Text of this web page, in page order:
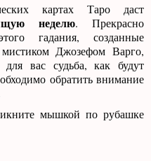
картах Таро даст
неделю. Прекрасно
гадания, созданные
Джозефом Варго,
для вас судьба, как будут
обратить внимание
мышкой по рубашке